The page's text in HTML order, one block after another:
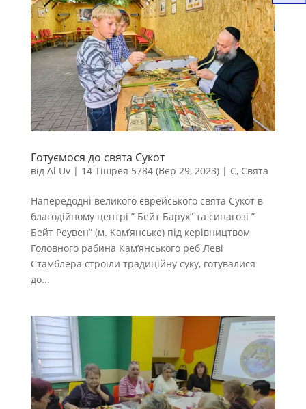
Готуємося до свята Сукот
від Al Uv| 14 Тішрея 5784 (Вер 29, 2023)| С, Свята
Напередодні великого єврейського свята Сукот в
благодійному центрі ” Бейт Барух” та синагозі ”
Бейт Реувен” (м. Кам’янське) під керівництвом
Головного рабина Кам’янського реб Леві
Стамблера строїли традиційну суку, готувалися
до...